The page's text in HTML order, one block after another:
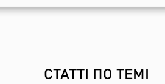
СТАТТІ ПО ТЕМІ